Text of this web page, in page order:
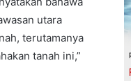
utara
terutamanya
tanah ini,”